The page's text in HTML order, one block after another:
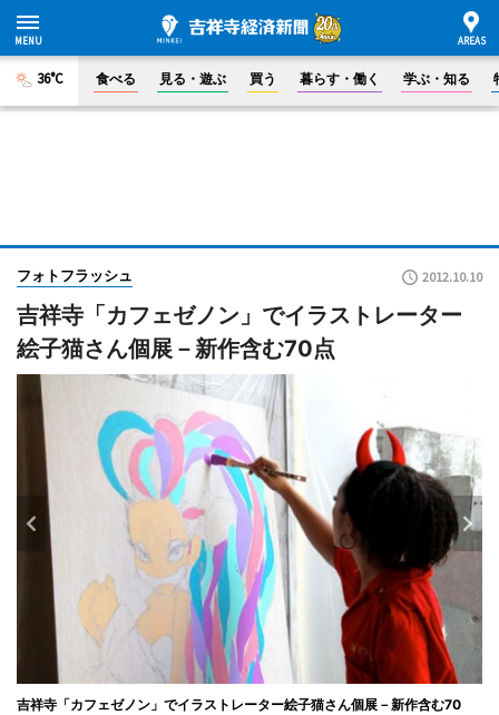
36°C 食べる 見る・遊ぶ 買う 暮らす・働く 学ぶ・知る
フォトフラッシュ 2012.10.10
吉祥寺「カフェゼノン」でイラストレーター
絵子猫さん個展－新作含む70点
吉祥寺「カフェゼノン」でイラストレーター絵子猫さん個展－新作含む70